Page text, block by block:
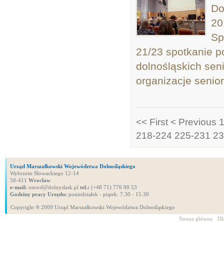
21/23 spotkanie
dolnośląskich
organizacje
<< First < Previous
218-224 225-231
Urząd Marszałkowski Województwa Dolnośląskiego
Wybrzeże Słowackiego 12-14
50-411 Wrocław
e-mail: umwd@dolnyslask.pl tel.: (+48 71) 776 90 53
Godziny pracy Urzędu: poniedziałek - piątek: 7.30 - 15.30
Copyright ® 2009 Urząd Marszałkowski Województwa Dolnośląskiego
Strona główna